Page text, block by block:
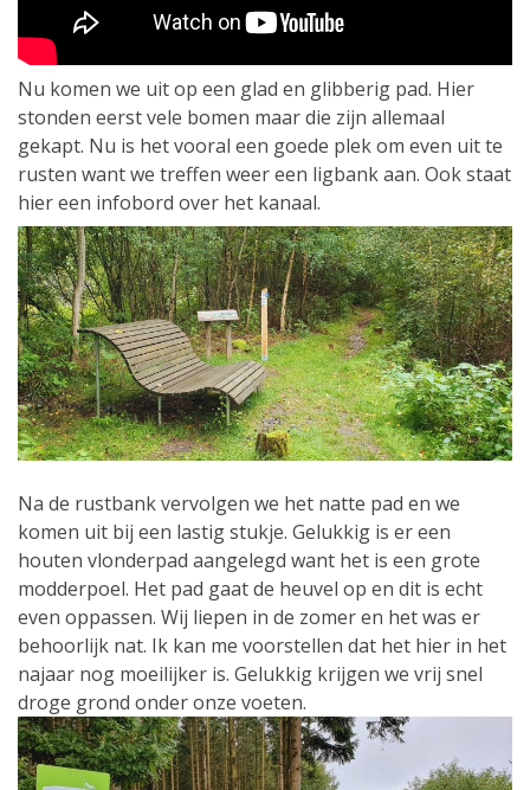
Nu komen we uit op een glad en glibberig pad. Hier
stonden eerst vele bomen maar die zijn allemaal
gekapt. Nu is het vooral een goede plek om even uit te
rusten want we treffen weer een ligbank aan. Ook staat
hier een infobord over het kanaal.
Na de rustbank vervolgen we het natte pad en we
komen uit bij een lastig stukje. Gelukkig is er een
houten vlonderpad aangelegd want het is een grote
modderpoel. Het pad gaat de heuvel op en dit is echt
even oppassen. Wij liepen in de zomer en het was er
behoorlijk nat. Ik kan me voorstellen dat het hier in het
najaar nog moeilijker is. Gelukkig krijgen we vrij snel
droge grond onder onze voeten.